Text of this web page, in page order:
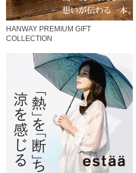
HANWAY PREMIUM GIFT
COLLECTION